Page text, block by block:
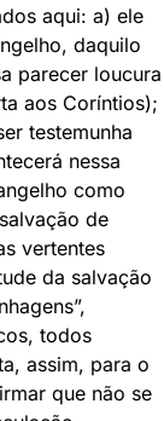
aqui: a) ele
daquilo
parecer loucura
aos Coríntios);
testemunha
nessa
como
de
vertentes
da salvação
todos
assim, para o
que não se